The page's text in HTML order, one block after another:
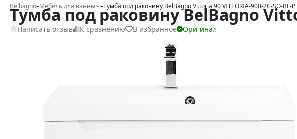
Belbagno–Мебель для ванны –Тумба под раковину BelBagno Vittoria 90 VITTORIA-900-2C-SO-BL-
Тумба под раковину BelBagno
Написать отзыв К сравнению В избранное Оригинал